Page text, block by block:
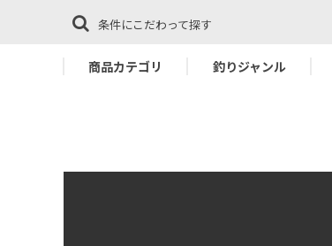
条件にこだわって探す
商品カテゴリ 釣りジャンル